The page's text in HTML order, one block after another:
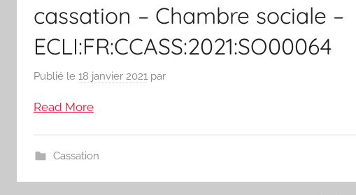
cassation – Chambre sociale –
ECLI:FR:CCASS:2021:SO00064
Publié le 18 janvier 2021 par
Read More
Cassation